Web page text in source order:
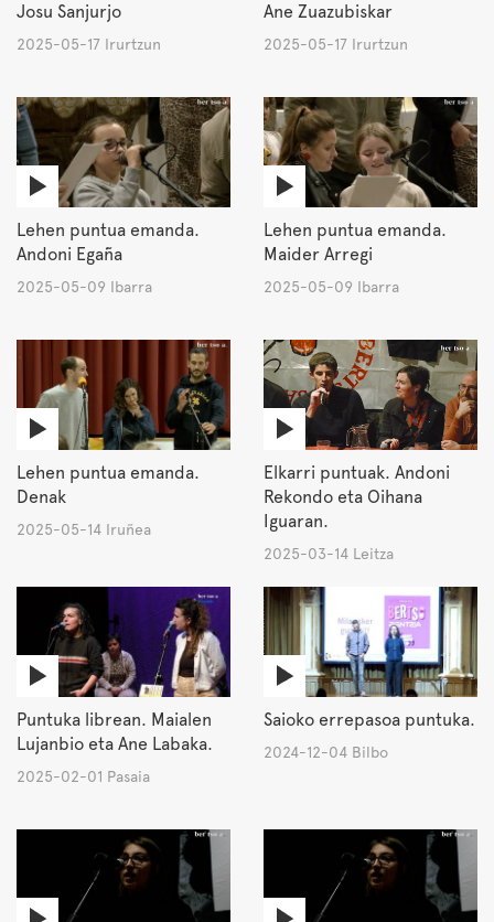
Josu Sanjurjo
2025-05-17 Irurtzun
Ane Zuazubiskar
2025-05-17 Irurtzun
Lehen puntua emanda.
Andoni Egaña
2025-05-09 Ibarra
Lehen puntua emanda.
Maider Arregi
2025-05-09 Ibarra
Lehen puntua emanda.
Denak
2025-05-14 Iruñea
Elkarri puntuak. Andoni
Rekondo eta Oihana
Iguaran.
2025-03-14 Leitza
Puntuka librean. Maialen
Lujanbio eta Ane Labaka.
2025-02-01 Pasaia
Saioko errepasoa puntuka.
2024-12-04 Bilbo